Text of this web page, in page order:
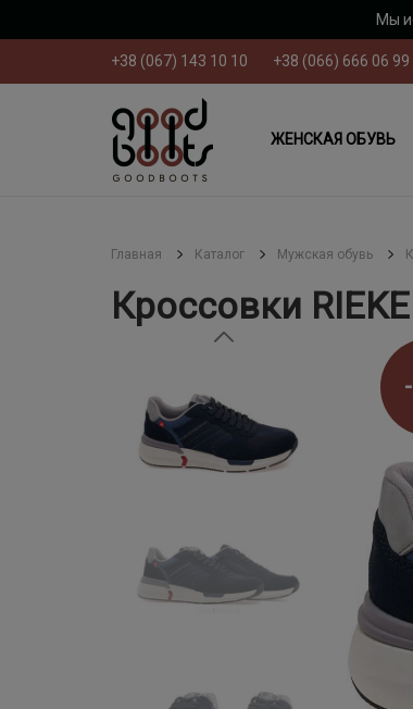
Мы
+38 (067) 143 10 10 +38 (066) 666 06 99
ЖЕНСКАЯ ОБУВЬ
Главная Каталог Мужская обувь
Кроссовки